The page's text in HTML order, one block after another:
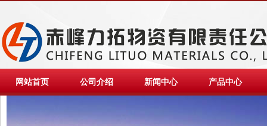
网站首页 公司介绍 新闻中心 产品中心